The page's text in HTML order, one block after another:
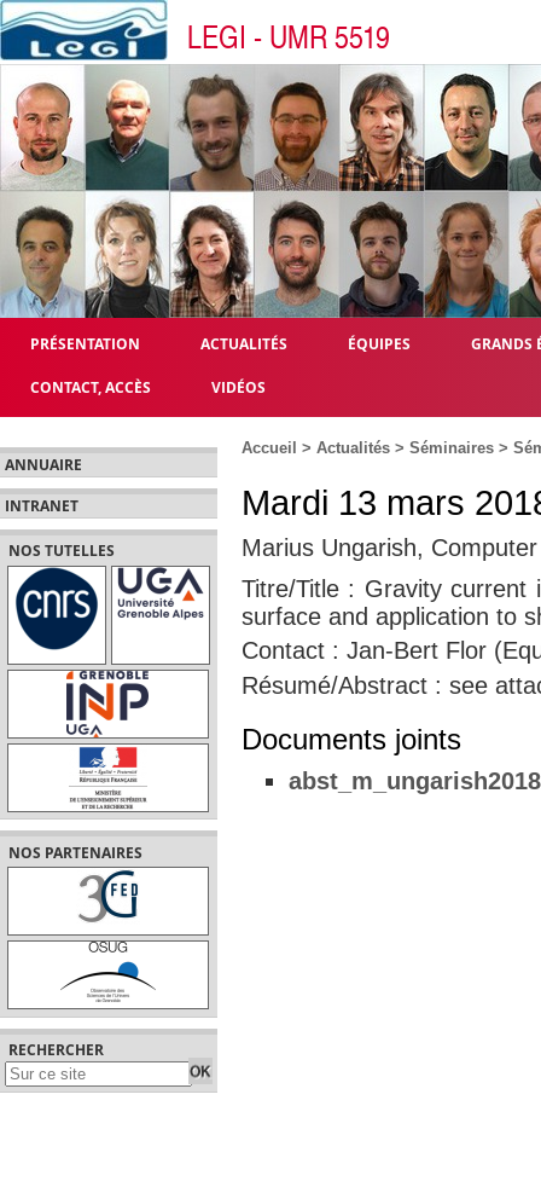
LEGI - UMR 5519
PRÉSENTATION ACTUALITÉS ÉQUIPES GRANDS
CONTACT, ACCÈS VIDÉOS
ANNUAIRE
INTRANET
NOS TUTELLES
NOS PARTENAIRES
RECHERCHER
Accueil > Actualités > Séminaires >
Mardi 13 mars
Marius Ungarish,
Titre/Title : Gravity current
surface and application to
Contact : Jan-Bert Flor
Résumé/Abstract : see
Documents joints